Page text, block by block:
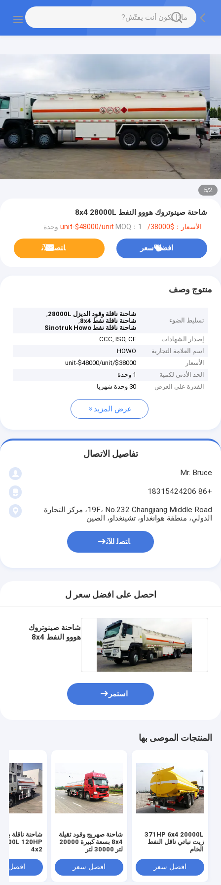
2
/
5
شاحنة صينوتروك هووو النفط 8x4 28000L
الأسعار：$38000/unit-$48000/unit MOQ：1 وحدة
افضل سعر ﺎﺘﺼﻟ ﺍﻶﻧ
منتوج وصف
تسليط الضوء
شاحنة ناقلة وقود الديزل 28000L
,
شاحنة ناقلة نفط 8x4
,
شاحنة ناقلة نفط Sinotruk Howo
إصدار الشهادات
CCC, ISO, CE
اسم العلامة التجارية
HOWO
الأسعار
$38000/unit-$48000/unit
الحد الأدنى لكمية
1 وحدة
القدرة على العرض
30 وحدة شهريا
عرض المزيد
تفاصيل الاتصال
Mr. Bruce
+86 18315424206
19F، No.232 Changjiang Middle Road، مركز التجارة
الدولي، منطقة هوانغداو، تشينغداو، الصين
ﺎﺘﺼﻟ ﺍﻶﻧ
احصل على افضل سعر ل
شاحنة صينوتروك
هووو النفط 8x4
استمر
المنتجات الموصى بها
371HP 6x4 20000L
زيت نباتي ناقل النفط
الخام
افضل سعر
شاحنة صهريج وقود ثقيلة
8x4 بسعة كبيرة 20000
لتر 30000 لتر
افضل سعر
شاحنة ناقلة
4x2
افضل